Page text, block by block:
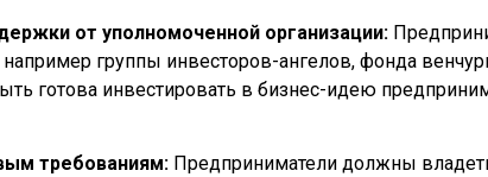
от уполномоченной организации:
группы инвесторов-ангелов, фонда
готова инвестировать в бизнес-идею
требованиям: Предприниматели должны